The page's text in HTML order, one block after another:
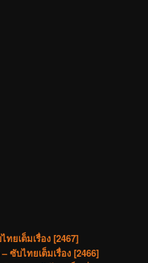
ทยเต็มเรื่อง [2467]
ซับไทยเต็มเรื่อง [2466]